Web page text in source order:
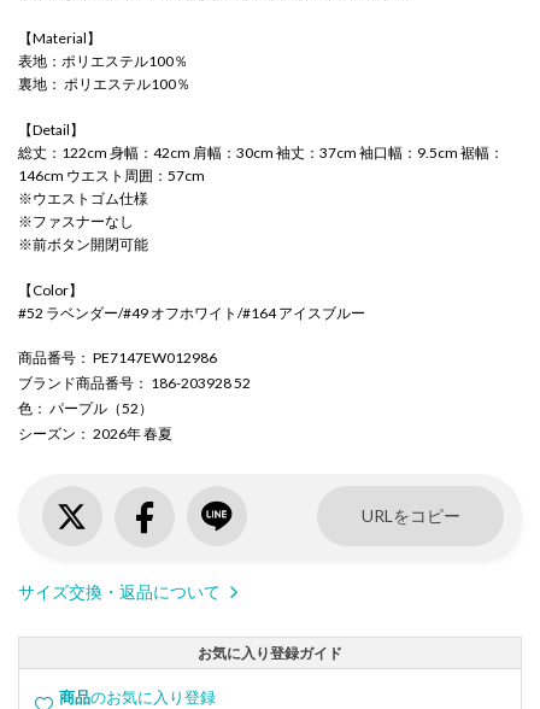
【Material】
表地：ポリエステル100％
裏地： ポリエステル100％
【Detail】
総丈：122cm 身幅：42cm 肩幅：30cm 袖丈：37cm 袖口幅：9.5cm 裾幅：
146cm ウエスト周囲：57cm
※ウエストゴム仕様
※ファスナーなし
※前ボタン開閉可能
【Color】
#52 ラベンダー/#49 オフホワイト/#164 アイスブルー
商品番号 ： PE7147EW012986
ブランド商品番号 ： 186-203928 52
色 ： パープル（52）
シーズン ： 2026年 春夏
URLをコピー
サイズ交換・返品について
お気に入り登録ガイド
商品のお気に入り登録